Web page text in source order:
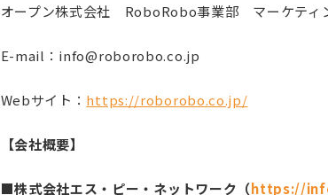
オープン株式会社 RoboRobo事業部 マーケティ
E-mail：info@roborobo.co.jp
Webサイト： https://roborobo.co.jp/
【会社概要】
■株式会社エス・ピー・ネットワーク（https://